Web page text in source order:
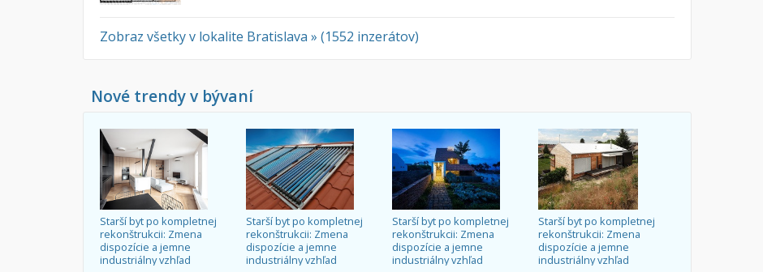
Zobraz všetky v lokalite Bratislava » (1552 inzerátov)
Nové trendy v bývaní
Starší byt po kompletnej
rekonštrukcii: Zmena
dispozície a jemne
industriálny vzhľad
Starší byt po kompletnej
rekonštrukcii: Zmena
dispozície a jemne
industriálny vzhľad
Starší byt po kompletnej
rekonštrukcii: Zmena
dispozície a jemne
industriálny vzhľad
Starší byt po kompletnej
rekonštrukcii: Zmena
dispozície a jemne
industriálny vzhľad